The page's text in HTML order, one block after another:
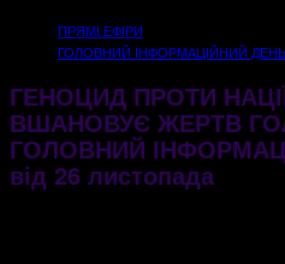
ПРЯМІ ЕФІРИ
ГОЛОВНИЙ ІНФОРМАЦІЙНИЙ
ГЕНОЦИД ПРОТИ
ВШАНОВУЄ ЖЕРТВ
ГОЛОВНИЙ
від 26 листопада